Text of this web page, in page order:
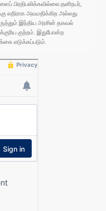
பிரதிபலிக்கவில்லை.தனிநபர்,
எதிராக அவமதிக்கிற அல்லது
இந்திய அரசின் தகவல்
குற்றம். இதுபோன்ற
எடுக்கப்படும்.